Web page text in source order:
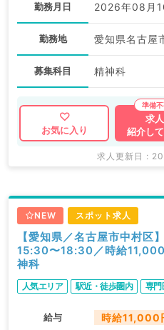
勤務月日 2026年08月
勤務地 愛知県名古屋
募集科目 精神科
お気に入り
求
紹介し
求人更新日 :
NEW スポット求人
【愛知県／名古屋市中村区
15:30〜18:30／時給
神科
人気エリア 駅近・徒歩圏内 専門
給与 時給11,000